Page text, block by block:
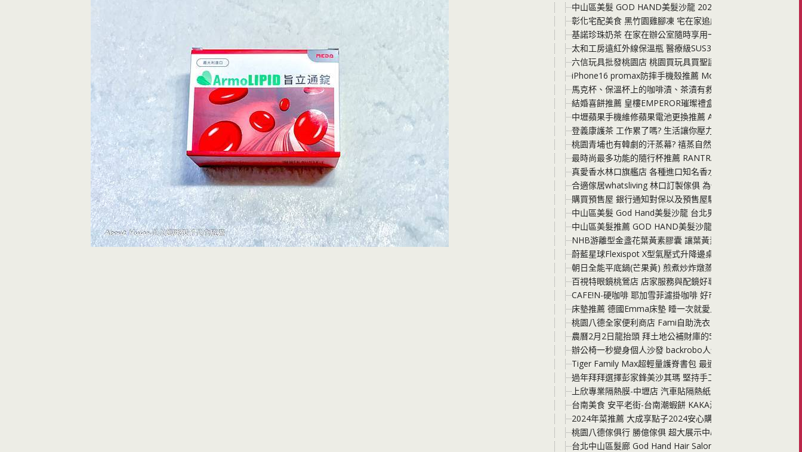
中山區美髮 GOD HAND美髮沙龍 2025女生燙髮 羊毛捲、萊
彰化宅配美食 黑竹園雞腳凍 宅在家追劇、露營、野餐，宵夜
基諾珍珠奶茶 在家在辦公室隨時享用一杯珍奶 有了基諾真的
太和工房遠紅外線保溫瓶 醫療級SUS316不鏽鋼製造 最經典
六信玩具批發桃園店 桃園買玩具買聖誕禮物、生日禮物一定
iPhone16 promax防摔手機殼推薦 Monocozzi 吃飯必備的神
馬克杯、保溫杯上的咖啡漬、茶漬有救了! 只要使用過碳酸鈉
結婚喜餅推薦 皇樓EMPEROR璀璨禮盒與MINI璀璨小圓提盒
中壢蘋果手機維修蘋果電池更換推薦 Ace Fix手機維修
登義康護茶 工作累了嗎? 生活讓你壓力好大? 隨時來一杯康護
桃園青埔也有韓劇的汗蒸幕? 禧蒸自然美學汗蒸館 不用飛韓國
最時尚最多功能的隨行杯推薦 RANTRA隨行杯 可以是隨行杯
真愛香水林口旗艦店 各種進口知名香水 男香女香禮盒、單瓶
合適傢居whatsliving 林口訂製傢俱 為你的家客製化屬於合適
購買預售屋 銀行通知對保以及預售屋驗屋 這其中的細節與小
中山區美髮 God Hand美髮沙龍 台北男生剪髮推薦 捷運中山
中山區美髮推薦 GOD HAND美髮沙龍 2024夏天女生髮型流
NHB游離型金盞花葉黃素膠囊 讓葉黃素給你最堅強的支持 工
蔚藍星球Flexispot X型氣壓式升降邊桌 小空間必備的邊桌推
朝日全能平底鍋(芒果黃) 煎煮炒炸燉蒸 無油少水料理 烘烤麵
百視特眼鏡桃鶯店 店家服務與配鏡好專業 眼鏡與隱形眼鏡的
CAFE!N-硬咖啡 耶加雪菲濾掛咖啡 好市多新上架販售的高CP
床墊推薦 德國Emma床墊 睡一次就愛上的Q度 能讓你好好睡
桃園八德全家便利商店 Fami自助洗衣 在便利商店洗衣服喝咖
農曆2月2日龍抬頭 拜土地公補財庫的5個秘技分享 便利商店
辦公椅一秒變身個人沙發 backrobo人體工學貝果椅 智慧完
Tiger Family Max超輕量護脊書包 最適合國小中高年級學生使
過年拜拜選擇彭家鋒美沙其瑪 堅持手工蓬鬆口感的好味道 一
上欣專業隔熱膜-中壢店 汽車貼隔熱紙交給上欣 高CP汽車隔
台南美食 安平老街-台南潮蝦餅 KAKA海洋燒鬼滅之刃桶裝版
2024年菜推薦 大成享點子2024安心購年菜 年年獲獎的年菜6
桃園八德傢俱行 勝億傢俱 超大展示中心 沙發、床組、從客廳
台北中山區髮廊 God Hand Hair Salon 兒童剪染燙髮型推薦店